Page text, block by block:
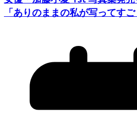
「ありのままの私が写ってすご